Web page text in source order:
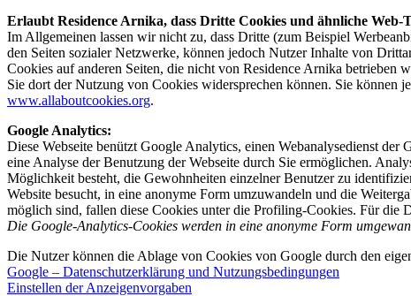
Erlaubt Residence Arnika, dass Dritte Cookies und ähnliche Web-
Im Allgemeinen lassen wir nicht zu, dass Dritte (zum Beispiel
den Seiten sozialer Netzwerke, können jedoch Nutzer Inhalte von
Cookies auf anderen Seiten, die nicht von Residence Arnika betrieben
Sie dort der Nutzung von Cookies widersprechen können. Sie können
www.allaboutcookies.org.
Google Analytics:
Diese Webseite benützt Google Analytics, einen Webanalysedienst
eine Analyse der Benutzung der Webseite durch Sie ermöglichen.
Möglichkeit besteht, die Gewohnheiten einzelner Benutzer zu
Website besucht, in eine anonyme Form umzuwandeln und die
möglich sind, fallen diese Cookies unter die Profiling-Cookies. Für die
Die Google-Analytics-Cookies werden in eine anonyme Form
Die Nutzer können die Ablage von Cookies von Google durch den
Google – Datenschutzerklärung und Nutzungsbedingungen
Einstellen der Anzeigenvorgaben